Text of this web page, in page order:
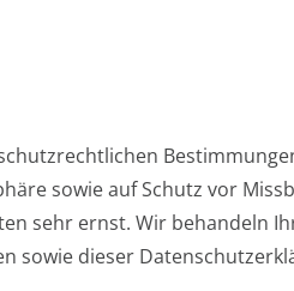
sowie auf Schutz vor
sehr ernst. Wir behandeln
sowie dieser